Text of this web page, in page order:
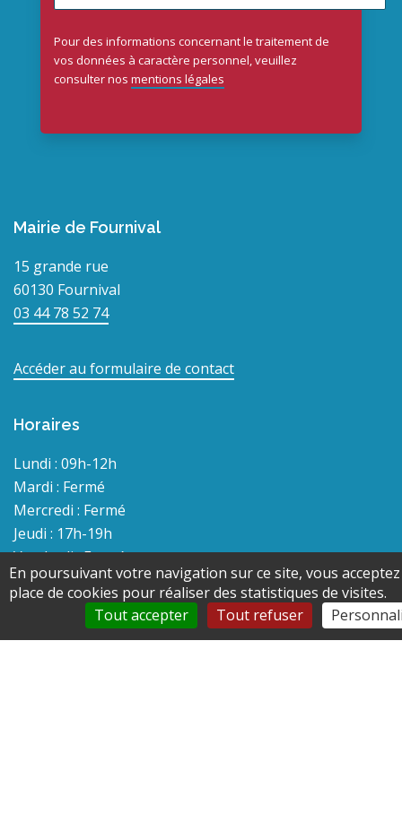
Pour des informations concernant le traitement de
vos données à caractère personnel, veuillez
consulter nos mentions légales
Mairie de Fournival
15 grande rue
60130 Fournival
03 44 78 52 74
Accéder au formulaire de contact
Horaires
Lundi : 09h-12h
Mardi : Fermé
Mercredi : Fermé
Jeudi : 17h-19h
Vendredi : Fermé
Liens utiles
Communauté de communes du plateau picard
En poursuivant votre navigation sur ce site, vous
place de cookies pour réaliser des statistiques de visites.
Tout accepter
Tout refuser